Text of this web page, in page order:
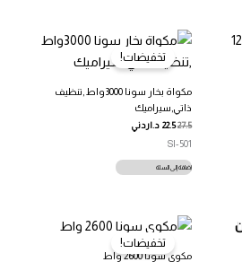
تخفيضات!
مكواة بخار سونا 3000واط ,تنظيف
ذاتي,سيراميك
27.5
22.5 د.اردني
SI-501
إضافة إلى السلة
تخفيضات!
مكوى سونا 2600 واط